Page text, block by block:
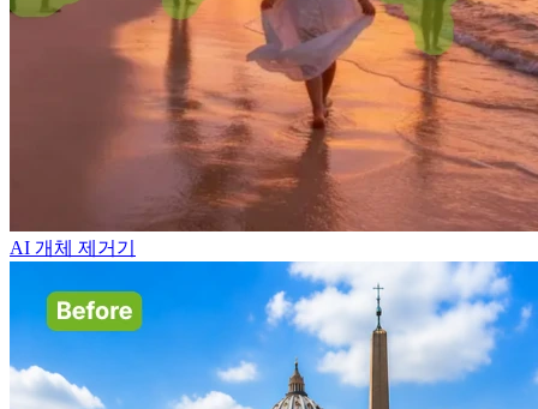
AI 개체 제거기